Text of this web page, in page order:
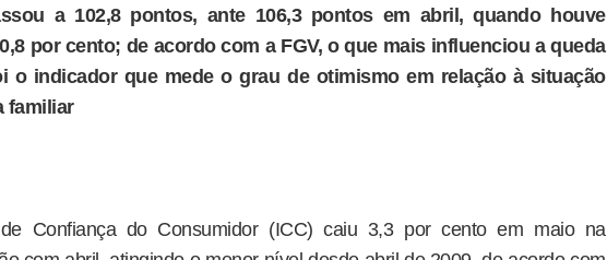
a 102,8 pontos, ante 106,3 pontos em abril, quando houve
por cento; de acordo com a FGV, o que mais influenciou a queda
o indicador que mede o grau de otimismo em relação à situação
familiar
Confiança do Consumidor (ICC) caiu 3,3 por cento em maio na